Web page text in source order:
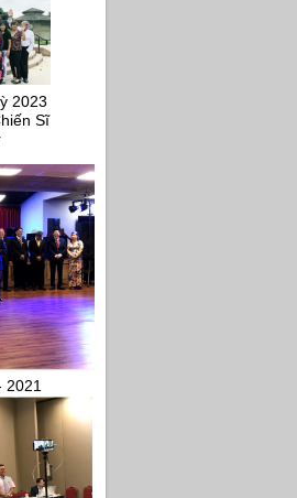
2023
Sĩ
2021